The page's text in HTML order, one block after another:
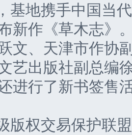
地携手中国当代
新作《草木志》
文、天津市作协
艺出版社副总编
进行了新书签售
权交易保护联盟